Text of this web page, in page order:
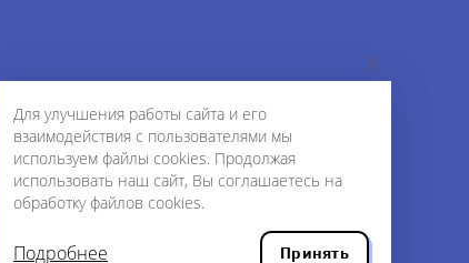
Дизайн — Рустам Габбасов.
Шрифты — Zhivago Display и IBM Plex Sans.
Разработка сайта — ООО «Инфодизайн»,
2020.
Для улучшения работы сайта и его
взаимодействия с пользователями мы
используем файлы cookies. Продолжая
использовать наш сайт, Вы соглашаетесь на
обработку файлов cookies.
Подробнее Принять